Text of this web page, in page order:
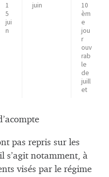
1
5
jui
n
juin
10
èm
e
jou
r
ouv
rab
le
de
juill
et
pas repris sur les
s’agit notamment, à
visés par le régime